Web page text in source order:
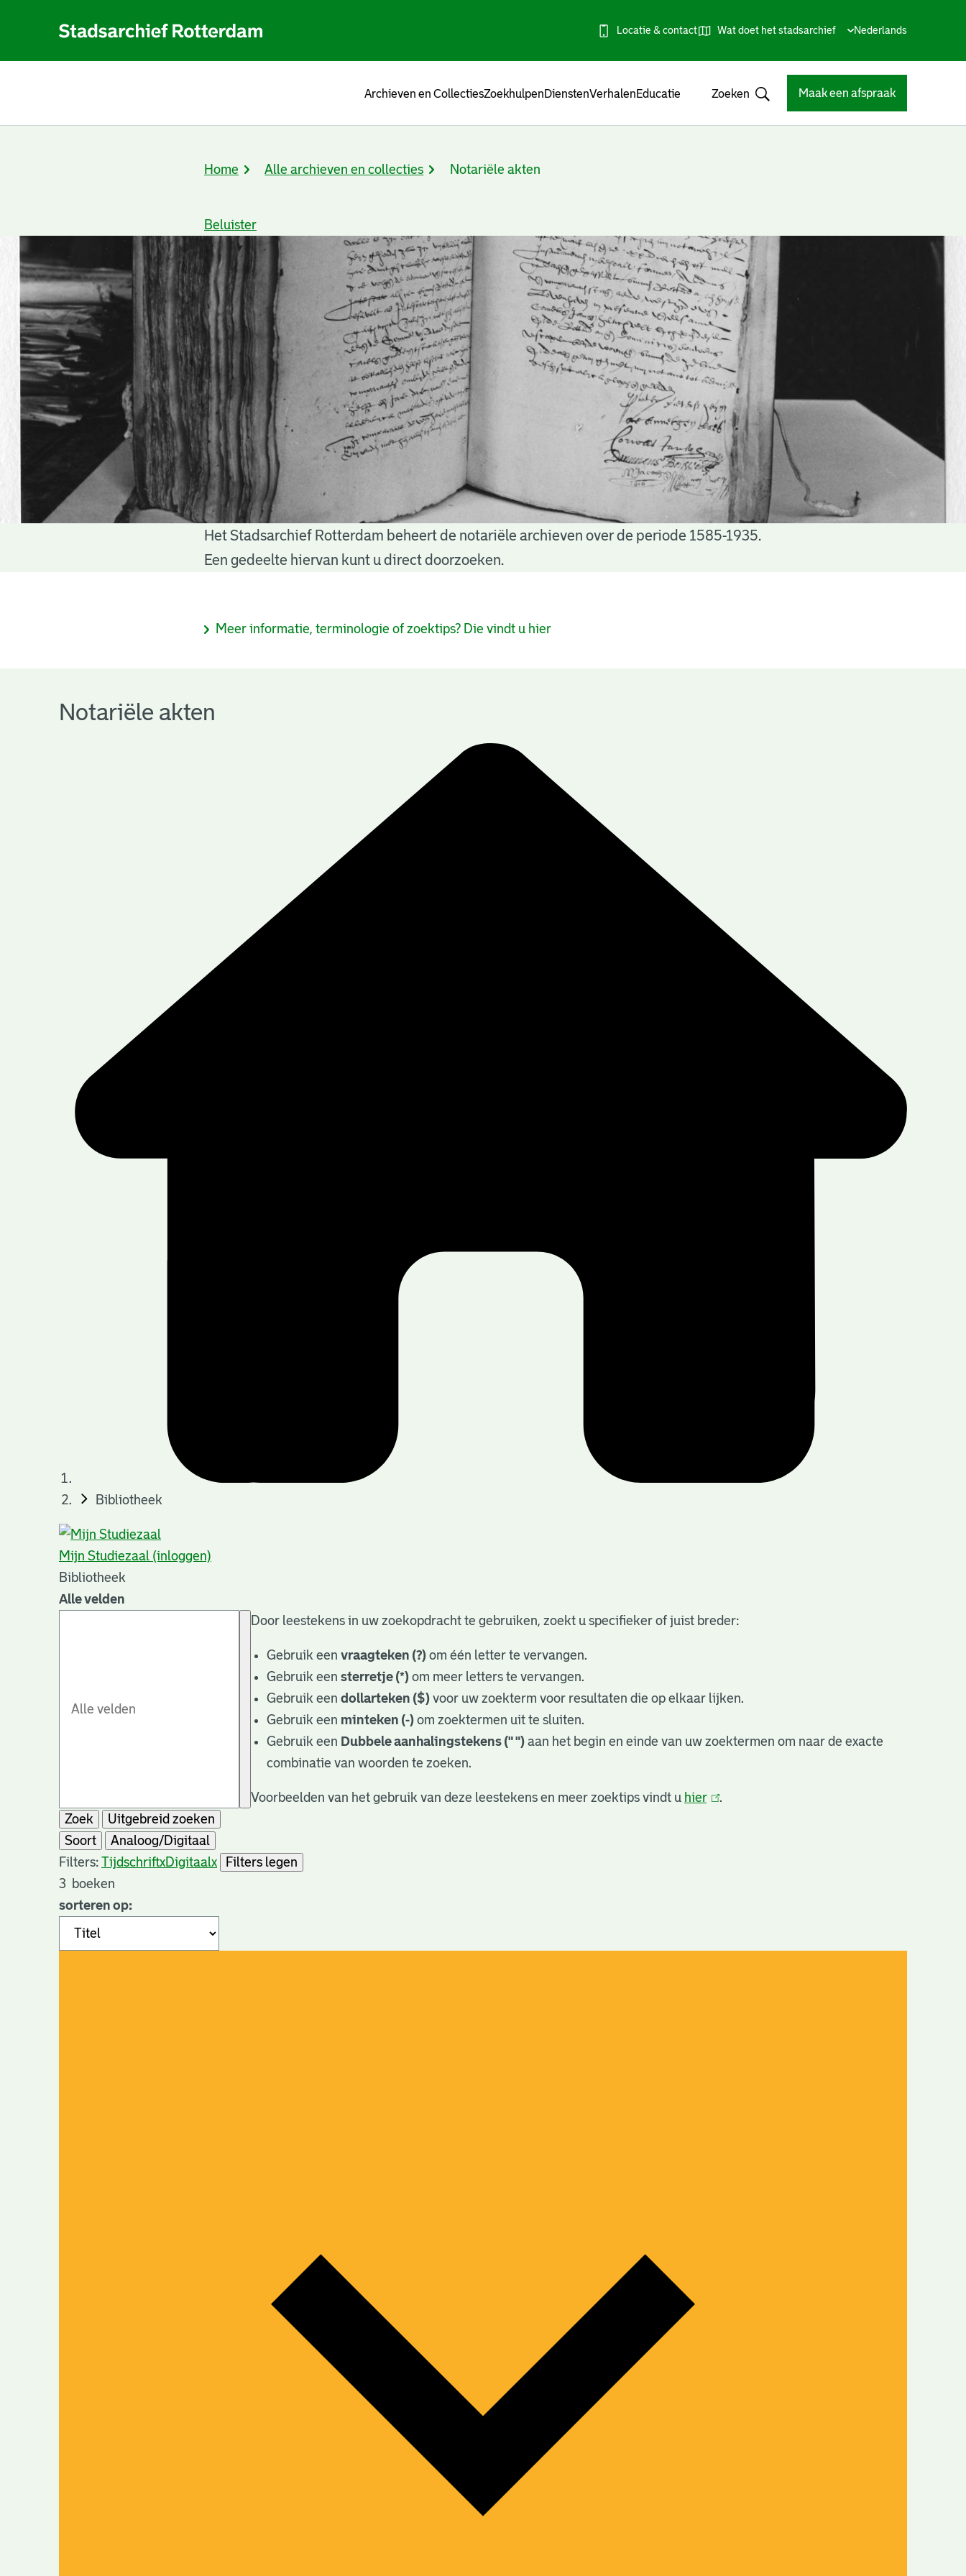
Locatie & contact Wat doet het stadsarchief
Huidige
Nederlands
Archieven en CollectiesZoekhulpenDienstenVerhalenEducatie Zoeken Maak een afspraak
Kruimelpad
Home Alle archieven en collecties Notariële akten
Beluister
Het Stadsarchief Rotterdam beheert de notariële archieven over de periode 1585-1935.
Een gedeelte hiervan kunt u direct doorzoeken.
Informatiepagina's
archieven
Meer informatie, terminologie of zoektips? Die vindt u hier
Notariële akten
Bibliotheek
Mijn Studiezaal (inloggen)
Bibliotheek
Alle velden
Door leestekens in uw zoekopdracht te gebruiken, zoekt u specifieker of juist breder:
Gebruik eenvraagteken (?) om één letter te vervangen.
Gebruik eensterretje (*) om meer letters te vervangen.
Gebruik eendollarteken ($) voor uw zoekterm voor resultaten die op elkaar lijken.
Gebruik een minteken (-) om zoektermen uit te sluiten.
Gebruik een Dubbele aanhalingstekens (" ") aan het begin en einde van uw zoektermen om naar de exacte
combinatie van woorden te zoeken.
Voorbeelden van het gebruik van deze leestekens en meer zoektips vindt u hier(link
.
Zoek
Uitgebreid zoeken
Soort
Analoog/Digitaal
Filters: TijdschriftxDigitaalx
Filters legen
3 boeken
sorteren op: